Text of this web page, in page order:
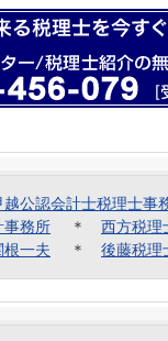
越公認会計士税理士事
事務所 ＊ 西方税理
根一夫 ＊ 後藤税理